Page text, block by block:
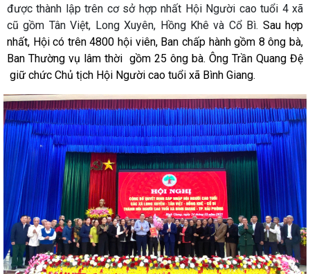
được thành lập trên cơ sở hợp nhất Hội Người cao tuổi 4 xã
cũ gồm Tân Việt, Long Xuyên, Hồng Khê và Cổ Bì. Sau hợp
nhất, Hộicó trên 4800 hội viên, Ban chấp hành gồm 8 ông bà,
Ban Thường vụ lâm thời gồm 25 ông bà. Ông Trần Quang Đệ
giữ chức Chủ tịch Hội Người cao tuổi xã Bình Giang.